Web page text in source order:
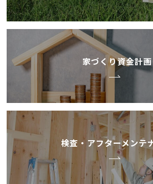
家づくり資金計画
検査・アフターメンテ